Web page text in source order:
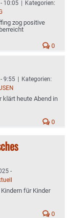
10:05 | Kategorien:
zog positive
0
9:55 | Kategorien:
klärt heute Abend in
0
-
für Kinder
0